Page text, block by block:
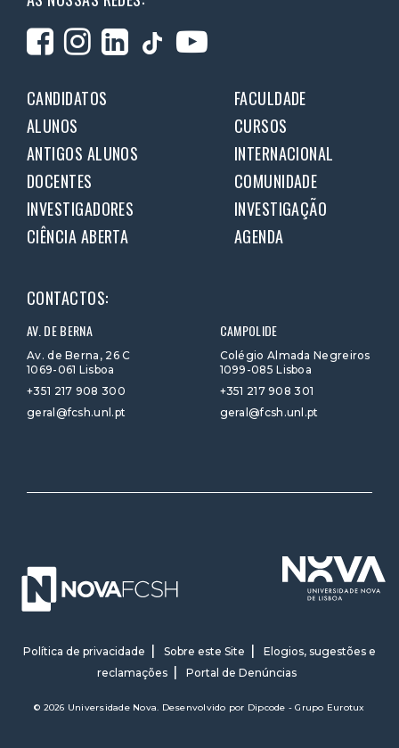
CANDIDATOS
FACULDADE
ALUNOS
CURSOS
ANTIGOS ALUNOS
INTERNACIONAL
DOCENTES
COMUNIDADE
INVESTIGADORES
INVESTIGAÇÃO
CIÊNCIA ABERTA
AGENDA
CONTACTOS:
AV. DE BERNA
Av. de Berna, 26 C
1069-061 Lisboa
+351 217 908 300
geral@fcsh.unl.pt
CAMPOLIDE
Colégio Almada Negreiros
1099-085 Lisboa
+351 217 908 301
geral@fcsh.unl.pt
Política de privacidade Sobre este Site
Elogios, sugestões e
reclamações
Portal de Denúncias
© 2026 Universidade Nova. Desenvolvido por Dipcode - Grupo Eurotux